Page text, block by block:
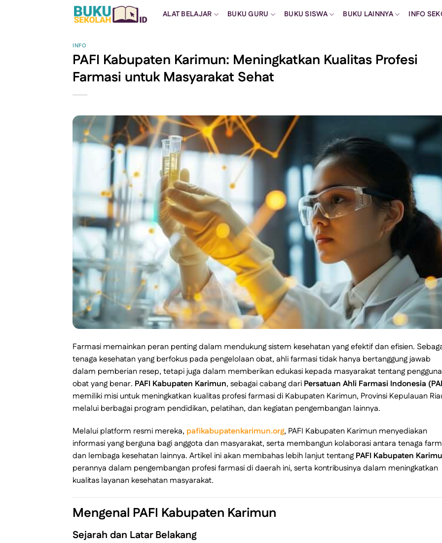
ALAT BELAJAR BUKU GURU BUKU SISWA BUKU LAINNYA INFO
INFO
PAFI Kabupaten Karimun: Meningkatkan Kualitas Profesi
Farmasi untuk Masyarakat Sehat
Farmasi memainkan peran penting dalam mendukung sistem kesehatan yang efektif dan efisien.
tenaga kesehatan yang berfokus pada pengelolaan obat, ahli farmasi tidak hanya bertanggung jawab
dalam pemberian resep, tetapi juga dalam memberikan edukasi kepada masyarakat tentang
obat yang benar. PAFI Kabupaten Karimun, sebagai cabang dari Persatuan Ahli Farmasi Indonesia
memiliki misi untuk meningkatkan kualitas profesi farmasi di Kabupaten Karimun, Provinsi Kepulauan
melalui berbagai program pendidikan, pelatihan, dan kegiatan pengembangan lainnya.
Melalui platform resmi mereka, pafikabupatenkarimun.org, PAFI Kabupaten Karimun menyediakan
informasi yang berguna bagi anggota dan masyarakat, serta membangun kolaborasi antara tenaga
dan lembaga kesehatan lainnya. Artikel ini akan membahas lebih lanjut tentang PAFI Kabupaten
perannya dalam pengembangan profesi farmasi di daerah ini, serta kontribusinya dalam meningkatkan
kualitas layanan kesehatan masyarakat.
Mengenal PAFI Kabupaten Karimun
Sejarah dan Latar Belakang